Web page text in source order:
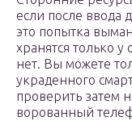
если после ввода
это попытка
хранятся только
нет. Вы можете
украденного
проверить затем
ворованный